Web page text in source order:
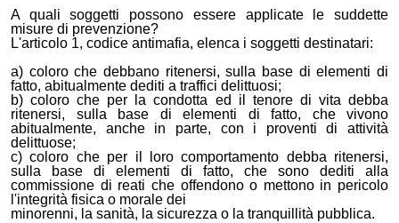
A quali soggetti possono essere applicate le suddette
misure di prevenzione?
L'articolo 1, codice antimafia, elenca i soggetti destinatari:
a) coloro che debbano ritenersi, sulla base di elementi di
fatto, abitualmente dediti a traffici delittuosi;
b) coloro che per la condotta ed il tenore di vita debba
ritenersi, sulla base di elementi di fatto, che vivono
abitualmente, anche in parte, con i proventi di attività
delittuose;
c) coloro che per il loro comportamento debba ritenersi,
sulla base di elementi di fatto, che sono dediti alla
commissione di reati che offendono o mettono in pericolo
l'integrità fisica o morale dei
minorenni, la sanità, la sicurezza o la tranquillità pubblica.